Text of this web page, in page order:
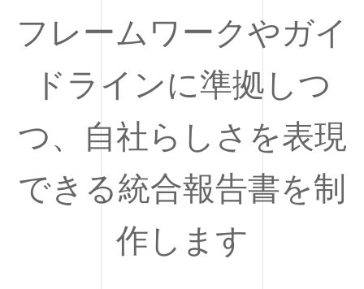
フレームワークやガイ
ドラインに準拠しつ
つ、自社らしさを表現
できる統合報告書を制
作します